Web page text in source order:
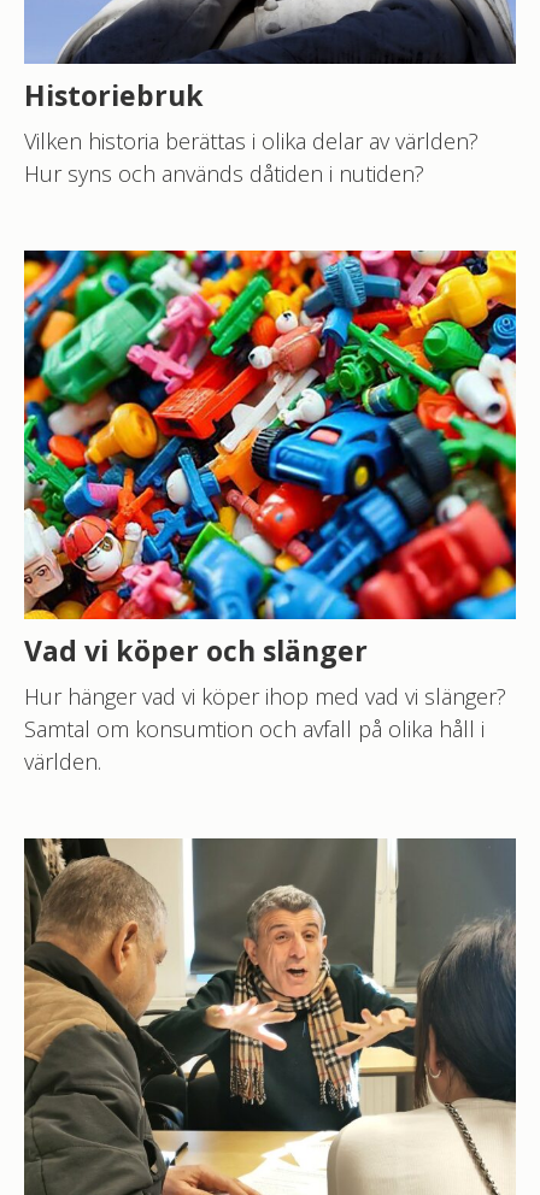
Historiebruk
Vilken historia berättas i olika delar av världen?
Hur syns och används dåtiden i nutiden?
Vad vi köper och slänger
Hur hänger vad vi köper ihop med vad vi slänger?
Samtal om konsumtion och avfall på olika håll i
världen.